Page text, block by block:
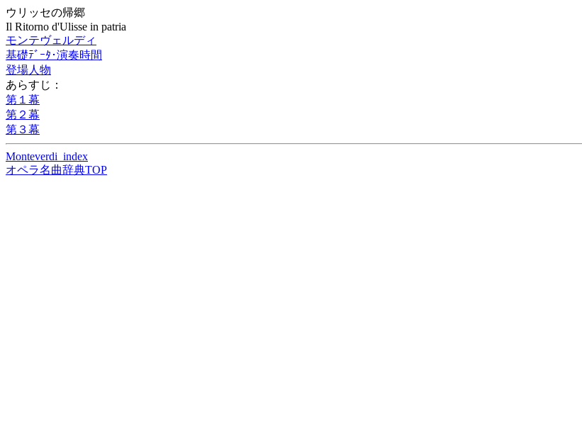
ウリッセの帰郷
Il Ritorno d'Ulisse in patria
モンテヴェルディ
基礎ﾃﾞｰﾀ･演奏時間
登場人物
あらすじ：
第１幕
第２幕
第３幕
Monteverdi_index
オペラ名曲辞典TOP